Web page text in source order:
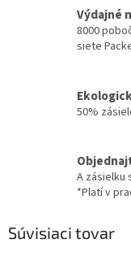
Výdajné
8000
siete
50%
A zásielku
*Platí v
Súvisiaci tovar